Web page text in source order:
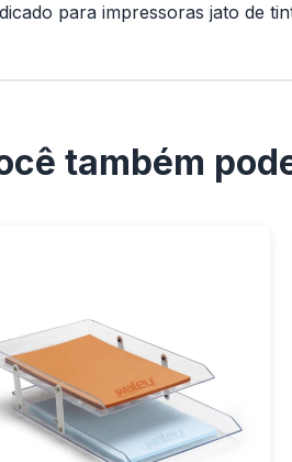
para impressoras jato de
também